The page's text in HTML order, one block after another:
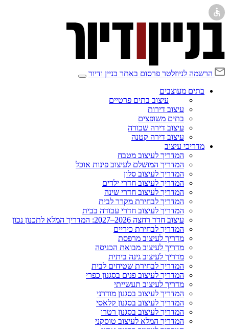
הרשמה לניוזלטר פרסום באתר בניין ודיור
בתים מעוצבים
עיצוב בתים פרטיים
עיצוב דירות
בתים משופצים
עיצוב דירה שכורה
עיצוב דירה קטנה
מדריכי עיצוב
המדריך לעיצוב מטבח
המדריך המושלם לעיצוב פינות אוכל
המדריך לעיצוב סלון
המדריך לעיצוב חדרי ילדים
המדריך לעיצוב חדרי שינה
המדריך לבחירת מקרר לבית
המדריך לעיצוב חדרי עבודה בבית
עיצוב חדר רחצה 2026–2027: המדריך המלא לתכנון נכון
המדריך לבחירת כיריים
מדריך לעיצוב מרפסת
מדריך לעיצוב מבואת הכניסה
מדריך לעיצוב גינה ביתית
המדריך לבחירת שטיחים לבית
המדריך לעיצוב פנים בסגנון כפרי
מדריך לעיצוב תעשייתי
המדריך לעיצוב בסגנון מודרני
המדריך לעיצוב בסגנון קלאסי
המדריך לעיצוב בסגנון רטרו
המדריך המלא לעיצוב טוסקני